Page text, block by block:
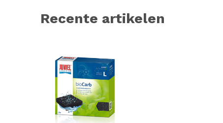
Recente artikelen